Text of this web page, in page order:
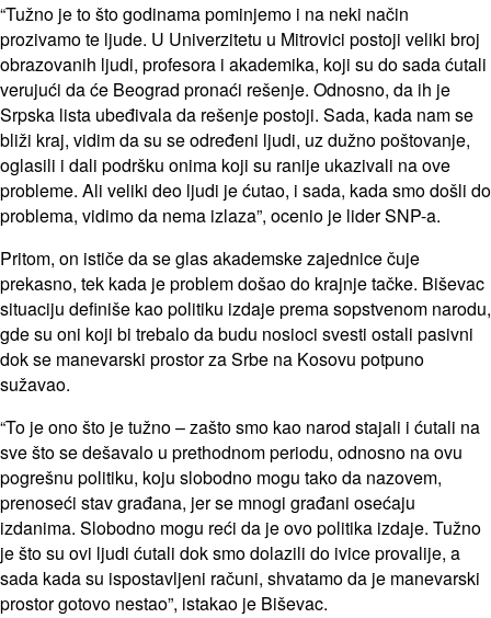
“Tužno je to što godinama pominjemo i na neki način
prozivamo te ljude. U Univerzitetu u Mitrovici postoji veliki broj
obrazovanih ljudi, profesora i akademika, koji su do sada ćutali
verujući da će Beograd pronaći rešenje. Odnosno, da ih je
Srpska lista ubeđivala da rešenje postoji. Sada, kada nam se
bliži kraj, vidim da su se određeni ljudi, uz dužno poštovanje,
oglasili i dali podršku onima koji su ranije ukazivali na ove
probleme. Ali veliki deo ljudi je ćutao, i sada, kada smo došli do
problema, vidimo da nema izlaza”, ocenio je lider SNP-a.
Pritom, on ističe da se glas akademske zajednice čuje
prekasno, tek kada je problem došao do krajnje tačke. Biševac
situaciju definiše kao politiku izdaje prema sopstvenom narodu,
gde su oni koji bi trebalo da budu nosioci svesti ostali pasivni
dok se manevarski prostor za Srbe na Kosovu potpuno
sužavao.
“To je ono što je tužno – zašto smo kao narod stajali i ćutali na
sve što se dešavalo u prethodnom periodu, odnosno na ovu
pogrešnu politiku, koju slobodno mogu tako da nazovem,
prenoseći stav građana, jer se mnogi građani osećaju
izdanima. Slobodno mogu reći da je ovo politika izdaje. Tužno
je što su ovi ljudi ćutali dok smo dolazili do ivice provalije, a
sada kada su ispostavljeni računi, shvatamo da je manevarski
prostor gotovo nestao”, istakao je Biševac.